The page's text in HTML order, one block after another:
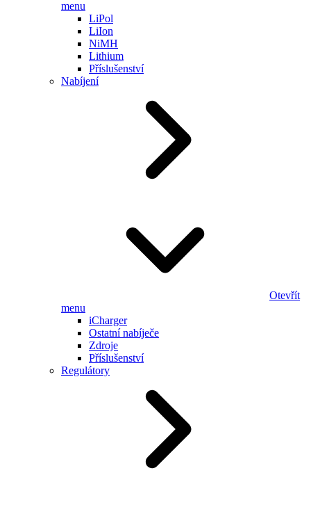
menu
LiPol
LiIon
NiMH
Lithium
Příslušenství
Nabíjení
Otevřít
menu
iCharger
Ostatní nabíječe
Zdroje
Příslušenství
Regulátory